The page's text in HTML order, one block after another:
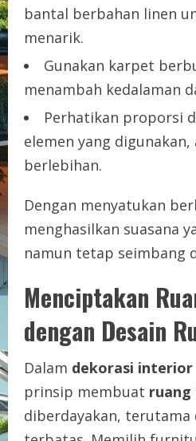
bantal berbahan linen
menarik.
Gunakan karpet
menambah kedalaman
Perhatikan proporsi
elemen yang
berlebihan.
Dengan menyatukan
menghasilkan suasana
namun tetap seimbang
Menciptakan
dengan Desain
Dalam dekorasi interior
prinsip membuat ruang
diberdayakan, terutama